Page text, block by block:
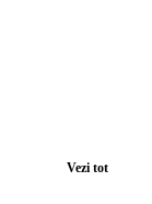
Vezi tot